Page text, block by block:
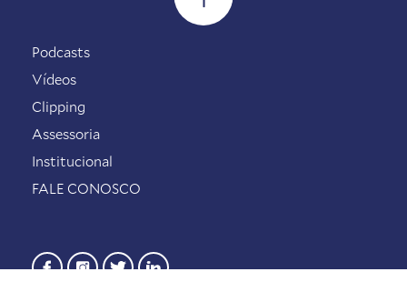
Podcasts
Vídeos
Clipping
Assessoria
Institucional
FALE CONOSCO